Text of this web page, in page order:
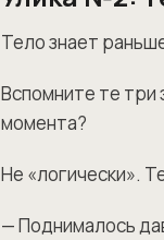
Тело знает
Вспомните те
момента?
Не «логически».
— Поднималось